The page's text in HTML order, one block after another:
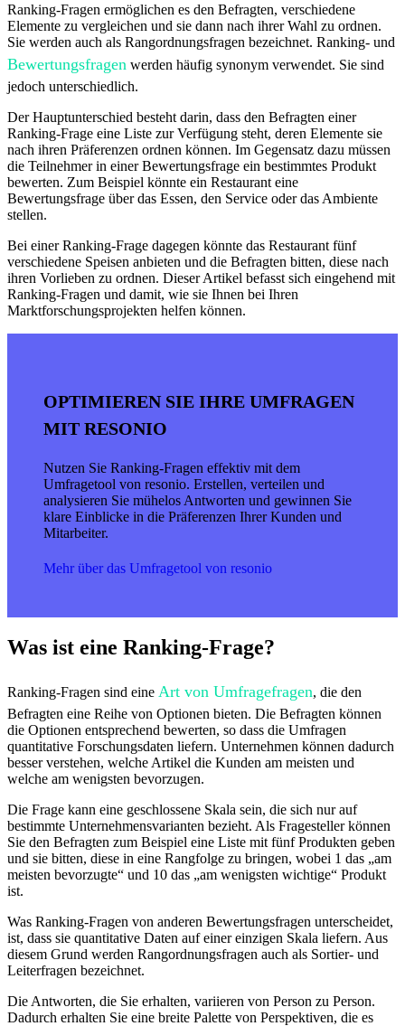
Ranking-Fragen ermöglichen es den Befragten, verschiedene
Elemente zu vergleichen und sie dann nach ihrer Wahl zu ordnen.
Sie werden auch als Rangordnungsfragen bezeichnet. Ranking- und
Bewertungsfragen werden häufig synonym verwendet. Sie sind
jedoch unterschiedlich.
Der Hauptunterschied besteht darin, dass den Befragten einer
Ranking-Frage eine Liste zur Verfügung steht, deren Elemente sie
nach ihren Präferenzen ordnen können. Im Gegensatz dazu müssen
die Teilnehmer in einer Bewertungsfrage ein bestimmtes Produkt
bewerten. Zum Beispiel könnte ein Restaurant eine
Bewertungsfrage über das Essen, den Service oder das Ambiente
stellen.
Bei einer Ranking-Frage dagegen könnte das Restaurant fünf
verschiedene Speisen anbieten und die Befragten bitten, diese nach
ihren Vorlieben zu ordnen. Dieser Artikel befasst sich eingehend mit
Ranking-Fragen und damit, wie sie Ihnen bei Ihren
Marktforschungsprojekten helfen können.
OPTIMIEREN SIE IHRE UMFRAGEN
MIT RESONIO
Nutzen Sie Ranking-Fragen effektiv mit dem
Umfragetool von resonio. Erstellen, verteilen und
analysieren Sie mühelos Antworten und gewinnen Sie
klare Einblicke in die Präferenzen Ihrer Kunden und
Mitarbeiter.
Mehr über das Umfragetool von resonio
Was ist eine Ranking-Frage?
Ranking-Fragen sind eine Art von Umfragefragen, die den
Befragten eine Reihe von Optionen bieten. Die Befragten können
die Optionen entsprechend bewerten, so dass die Umfragen
quantitative Forschungsdaten liefern. Unternehmen können dadurch
besser verstehen, welche Artikel die Kunden am meisten und
welche am wenigsten bevorzugen.
Die Frage kann eine geschlossene Skala sein, die sich nur auf
bestimmte Unternehmensvarianten bezieht. Als Fragesteller können
Sie den Befragten zum Beispiel eine Liste mit fünf Produkten geben
und sie bitten, diese in eine Rangfolge zu bringen, wobei 1 das „am
meisten bevorzugte“ und 10 das „am wenigsten wichtige“ Produkt
ist.
Was Ranking-Fragen von anderen Bewertungsfragen unterscheidet,
ist, dass sie quantitative Daten auf einer einzigen Skala liefern. Aus
diesem Grund werden Rangordnungsfragen auch als Sortier- und
Leiterfragen bezeichnet.
Die Antworten, die Sie erhalten, variieren von Person zu Person.
Dadurch erhalten Sie eine breite Palette von Perspektiven, die es